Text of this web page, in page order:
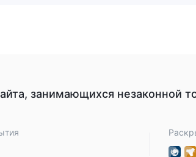
на веб-сайте MGR.
и Гренадинах. важно отметить, что maxrich
регулирующему надзору. это означает,
поскольку отсутствует внешний надзор
клиентов.
занимающихся незаконной